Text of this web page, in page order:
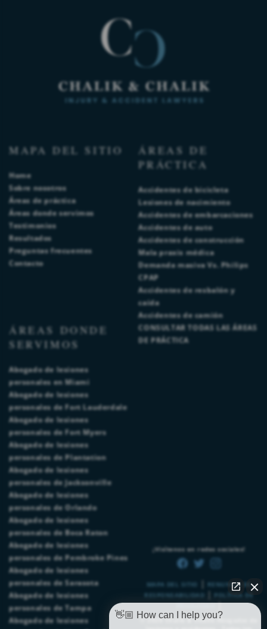
MAPA DEL SITIO
Home
Sobre nosotros
Áreas de práctica
Áreas donde servimos
Testimonios
Resultados
Preguntas frecuentes
Contacto
ÁREAS DE
PRÁCTICA
Accidentes de bicicleta
Lesiones de nacimiento
Accidentes de embarcaciones
Accidentes de auto
Accidentes de construcción
Mala praxis médica
Demanda masiva Vs. Philips
CPAP
Accidentes de resbalón y
caída
Accidentes de camión
CONSULTAR TODAS LAS ÁREAS
DE PRÁCTICA
ÁREAS DONDE
SERVIMOS
Abogado de lesiones
personales en Miami
Abogado de lesiones
personales de Fort Lauderdale
Abogado de lesiones
personales de Fort Myers
Abogado de lesiones
personales de Plantation
Abogado de lesiones
personales de Jacksonville
Abogado de lesiones
personales de Orlando
Abogado de lesiones
personales de Boca Raton
Abogado de lesiones
personales de Pembroke Pines
Abogado de lesiones
personales de Sarasota
Abogado de lesiones
personales de Tampa
Abogado de lesiones
MAPA DEL SITIO
RENUNCIA DE
RESPONSABILIDAD
POLÍTICA DE
|
© 2026Chalik & Chalik Abogados de
¡Visítenos en redes sociales!
👋🏼 How can I help you?